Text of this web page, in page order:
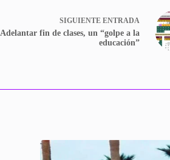
SIGUIENTE ENTRADA
Adelantar fin de clases, un “golpe a la
educación”